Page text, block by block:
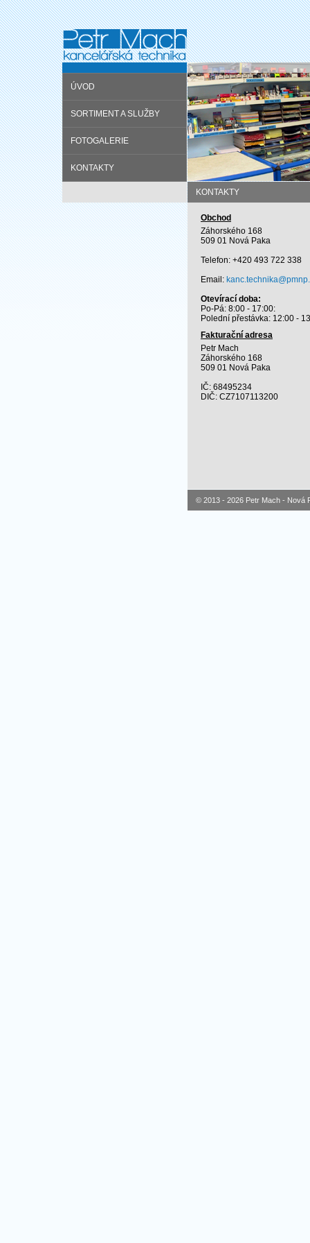
ÚVOD
SORTIMENT A SLUŽBY
FOTOGALERIE
KONTAKTY
KONTAKTY
Obchod
Záhorského 168
509 01 Nová Paka
Telefon: +420 493 722 338
Email:
Otevírací doba:
Po-Pá: 8:00 - 17:00:
Polední přestávka: 12:00 -
Fakturační adresa
Petr Mach
Záhorského 168
509 01 Nová Paka
IČ: 68495234
DIČ: CZ7107113200
© 2013 - 2026 Petr Mach - Nová